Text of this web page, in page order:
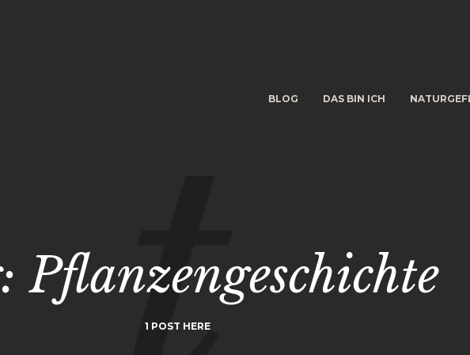
BLOG DAS BIN ICH
Pflanzengeschichte
1 POST HERE